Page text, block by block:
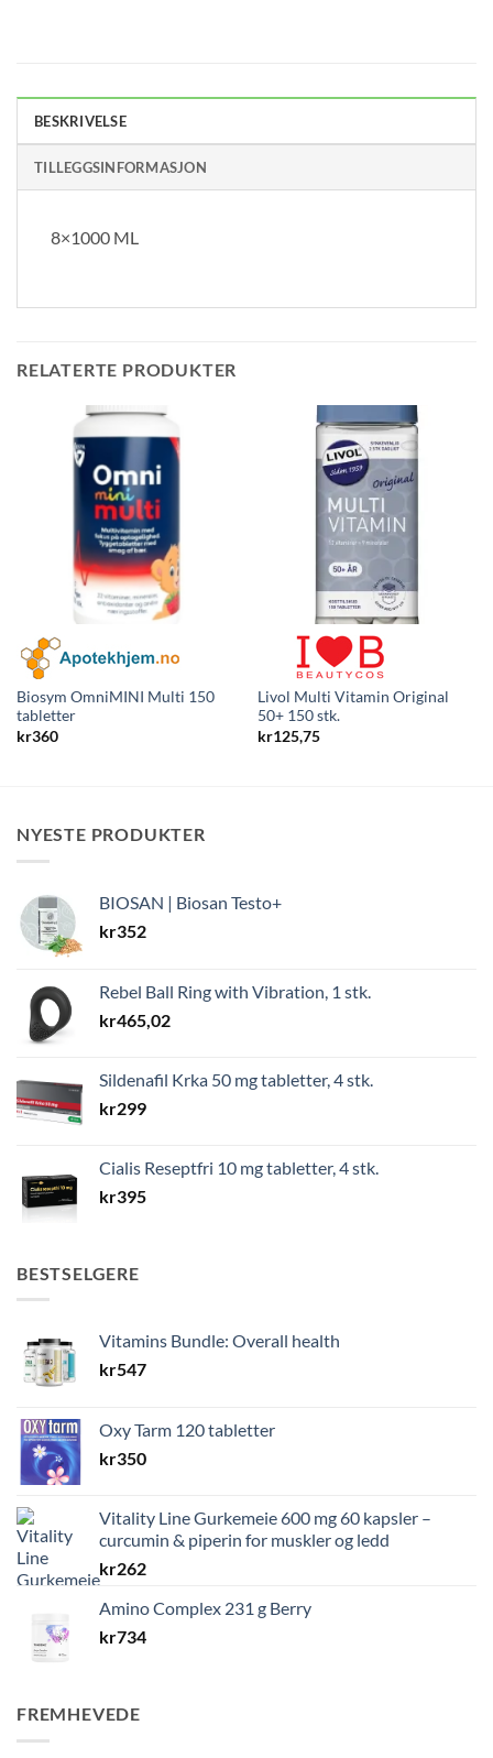
BESKRIVELSE
TILLEGGSINFORMASJON
8×1000 ML
RELATERTE PRODUKTER
Biosym OmniMINI Multi 150
tabletter
kr360
Livol Multi Vitamin Original
50+ 150 stk.
kr125,75
NYESTE PRODUKTER
BIOSAN | Biosan Testo+
kr352
Rebel Ball Ring with Vibration, 1 stk.
kr465,02
Sildenafil Krka 50 mg tabletter, 4 stk.
kr299
Cialis Reseptfri 10 mg tabletter, 4 stk.
kr395
BESTSELGERE
Vitamins Bundle: Overall health
kr547
Oxy Tarm 120 tabletter
kr350
Vitality Line Gurkemeie 600 mg 60 kapsler –
curcumin & piperin for muskler og ledd
kr262
Amino Complex 231 g Berry
kr734
FREMHEVEDE